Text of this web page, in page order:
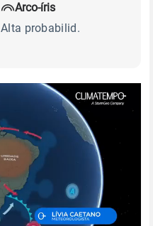
Arco-íris
Alta probabilid.